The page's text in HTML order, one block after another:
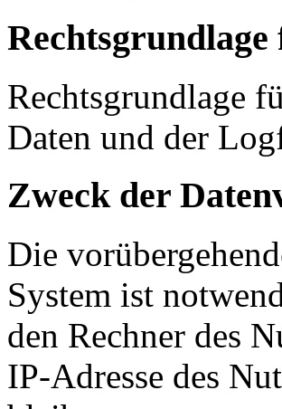
Rechtsgrundlage
Daten und der
Zweck der
Die
System ist
den Rechner des
IP-Adresse des